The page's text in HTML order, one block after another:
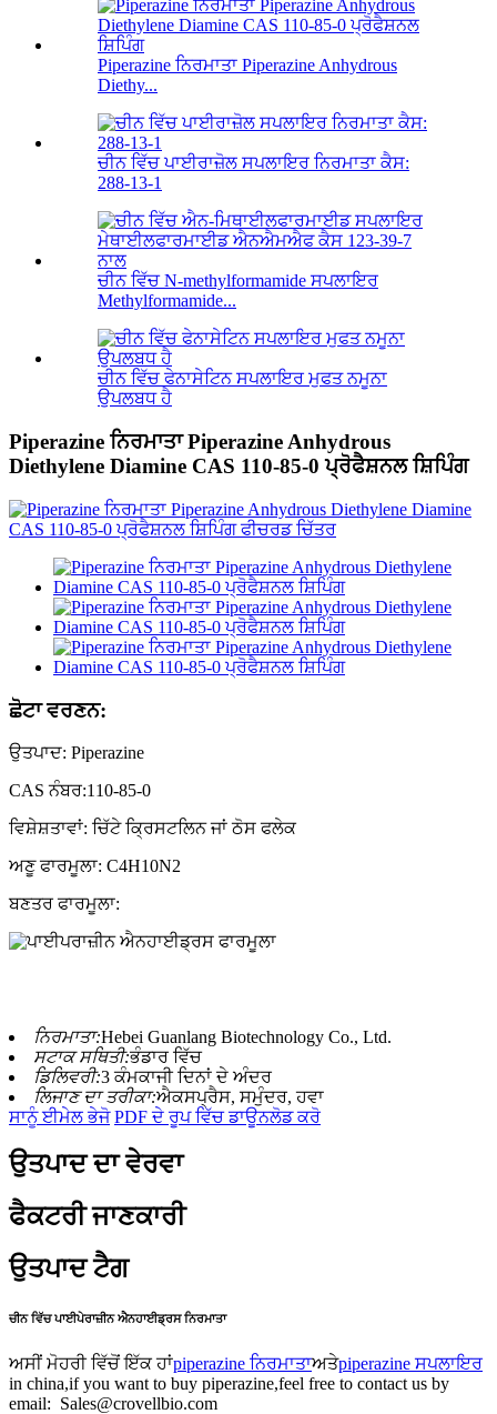
Piperazine ਨਿਰਮਾਤਾ Piperazine Anhydrous
Diethy...
ਚੀਨ ਵਿੱਚ ਪਾਈਰਾਜ਼ੋਲ ਸਪਲਾਇਰ ਨਿਰਮਾਤਾ ਕੈਸ:
288-13-1
ਚੀਨ ਵਿੱਚ N-methylformamide ਸਪਲਾਇਰ
Methylformamide...
ਚੀਨ ਵਿੱਚ ਫੇਨਾਸੇਟਿਨ ਸਪਲਾਇਰ ਮੁਫਤ ਨਮੂਨਾ
ਉਪਲਬਧ ਹੈ
Piperazine ਨਿਰਮਾਤਾ Piperazine Anhydrous
Diethylene Diamine CAS 110-85-0 ਪ੍ਰੋਫੈਸ਼ਨਲ ਸ਼ਿਪਿੰਗ
ਛੋਟਾ ਵਰਣਨ:
ਉਤਪਾਦ: Piperazine
CAS ਨੰਬਰ:110-85-0
ਵਿਸ਼ੇਸ਼ਤਾਵਾਂ: ਚਿੱਟੇ ਕ੍ਰਿਸਟਲਿਨ ਜਾਂ ਠੋਸ ਫਲੇਕ
ਅਣੂ ਫਾਰਮੂਲਾ: C4H10N2
ਬਣਤਰ ਫਾਰਮੂਲਾ:
ਨਿਰਮਾਤਾ:Hebei Guanlang Biotechnology Co., Ltd.
ਸਟਾਕ ਸਥਿਤੀ:ਭੰਡਾਰ ਵਿੱਚ
ਡਿਲਿਵਰੀ:3 ਕੰਮਕਾਜੀ ਦਿਨਾਂ ਦੇ ਅੰਦਰ
ਲਿਜਾਣ ਦਾ ਤਰੀਕਾ:ਐਕਸਪ੍ਰੈਸ, ਸਮੁੰਦਰ, ਹਵਾ
ਸਾਨੂੰ ਈਮੇਲ ਭੇਜੋ PDF ਦੇ ਰੂਪ ਵਿੱਚ ਡਾਊਨਲੋਡ ਕਰੋ
ਉਤਪਾਦ ਦਾ ਵੇਰਵਾ
ਫੈਕਟਰੀ ਜਾਣਕਾਰੀ
ਉਤਪਾਦ ਟੈਗ
ਚੀਨ ਵਿੱਚ ਪਾਈਪੇਰਾਜ਼ੀਨ ਐਨਹਾਈਡ੍ਰਸ ਨਿਰਮਾਤਾ
ਅਸੀਂ ਮੋਹਰੀ ਵਿੱਚੋਂ ਇੱਕ ਹਾਂpiperazine ਨਿਰਮਾਤਾਅਤੇpiperazine ਸਪਲਾਇਰ
in china,if you want to buy piperazine,feel free to contact us by
email: Sales@crovellbio.com